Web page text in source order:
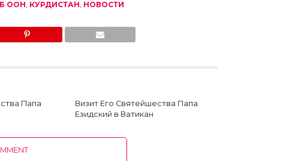
ООН, КУРДИСТАН, НОВОСТИ
Папа
Визит Его Святейшества Папа
Езидский в Ватикан